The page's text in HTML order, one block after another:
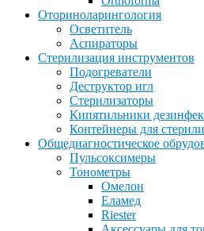
Оториноларингология
Осветитель
Аспираторы
Стерилизация инструментов
Подогреватели
Деструктор игл
Стерилизаторы
Кипятильники
Контейнеры для
Общедиагностическое
Пульсоксимеры
Тонометры
Омелон
Еламед
Riester